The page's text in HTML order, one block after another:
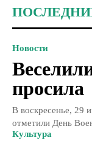
Новости
просила
В воскресенье, 29
отметили День
Культура